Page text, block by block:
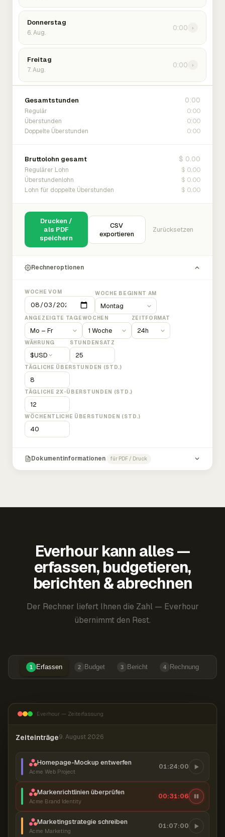
Donnerstag
6. Aug.
0:00 ›
Freitag
7. Aug.
0:00 ›
Gesamtstunden 0:00
Regulär 0:00
Überstunden 0:00
Doppelte Überstunden 0:00
Bruttolohn gesamt $ 0.00
Regulärer Lohn $ 0.00
Überstundenlohn $ 0.00
Lohn für doppelte Überstunden $ 0.00
Drucken /
als PDF
speichern
CSV
exportieren
Zurücksetzen
Rechneroptionen
WOCHE VOM WOCHE BEGINNT AM
ANGEZEIGTE TAGEWOCHEN ZEITFORMAT
WÄHRUNG
$USD
STUNDENSATZ
TÄGLICHE ÜBERSTUNDEN (STD.)
TÄGLICHE 2X-ÜBERSTUNDEN (STD.)
WÖCHENTLICHE ÜBERSTUNDEN (STD.)
Dokumentinformationen für PDF / Druck
Everhour kann alles —
erfassen, budgetieren,
berichten & abrechnen
Der Rechner liefert Ihnen die Zahl — Everhour
übernimmt den Rest.
1 Erfassen 2 Budget 3 Bericht 4 Rechnung
Everhour — Zeiterfassung
Zeiteinträge9. August 2026
Homepage-Mockup entwerfen
Acme Web Project
01:24:00
Markenrichtlinien überprüfen
Acme Brand Identity
00:31:07
Marketingstrategie schreiben
Acme Marketing
01:07:00